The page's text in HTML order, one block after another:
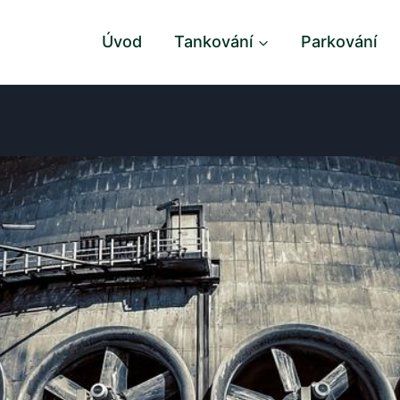
Úvod Tankování Parkování